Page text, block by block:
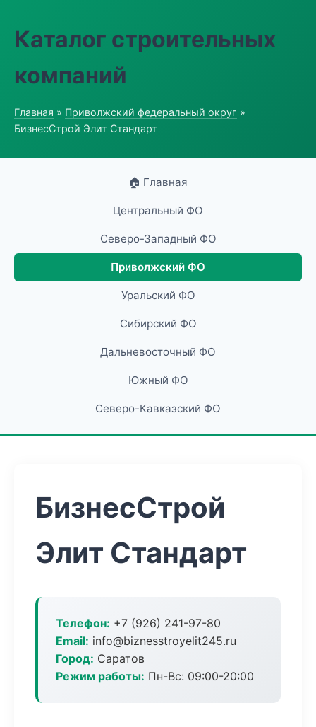
Каталог строительных
компаний
Главная » Приволжский федеральный округ »
БизнесСтрой Элит Стандарт
🏠 Главная
Центральный ФО
Северо-Западный ФО
Приволжский ФО
Уральский ФО
Сибирский ФО
Дальневосточный ФО
Южный ФО
Северо-Кавказский ФО
БизнесСтрой
Элит Стандарт
Телефон: +7 (926) 241-97-80
Email: info@biznesstroyelit245.ru
Город: Саратов
Режим работы: Пн-Вс: 09:00-20:00